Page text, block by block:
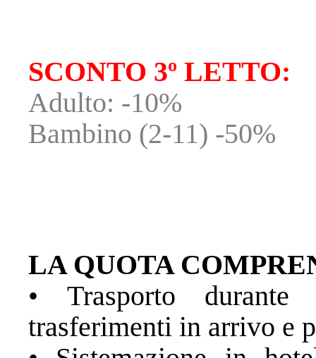
SCONTO 3º LETTO:
Adulto: -10%
Bambino (2-11) -50%
LA QUOTA
• Trasporto
trasferimenti in arrivo e